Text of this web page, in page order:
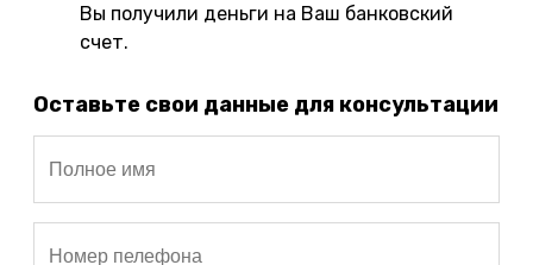
Вы получили деньги на Ваш банковский
счет.
Оставьте свои данные для консультации